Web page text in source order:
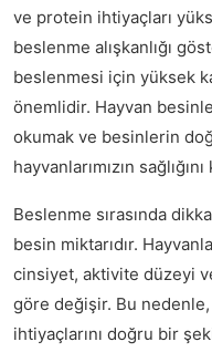
ve protein ihtiyaçları
beslenme alışkanlığı
beslenmesi için yüksek
önemlidir. Hayvan
okumak ve besinlerin
hayvanlarımızın
Beslenme sırasında
besin miktarıdır.
cinsiyet, aktivite düzeyi
göre değişir. Bu nedenle,
ihtiyaçlarını doğru bir